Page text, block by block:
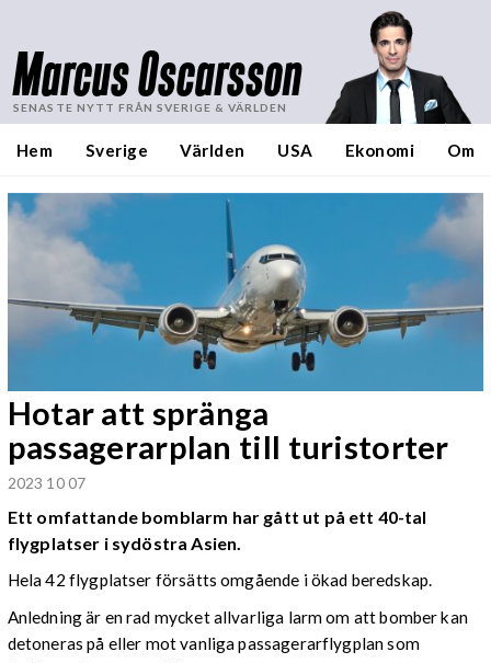
Marcus Oscarsson
SENASTE NYTT FRÅN SVERIGE & VÄRLDEN
Hem Sverige Världen USA Ekonomi Om
Hotar att spränga
passagerarplan till turistorter
2023 10 07
Ett omfattande bomblarm har gått ut på ett 40-tal
flygplatser i sydöstra Asien.
Hela 42 flygplatser försätts omgående i ökad beredskap.
Anledning är en rad mycket allvarliga larm om att bomber kan
detoneras på eller mot vanliga passagerarflygplan som